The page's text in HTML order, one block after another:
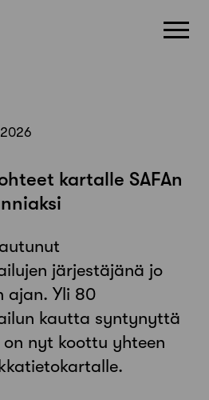
kartalle SAFAn
järjestäjänä jo
ajan. Yli 80
kautta syntynyttä
nyt koottu yhteen